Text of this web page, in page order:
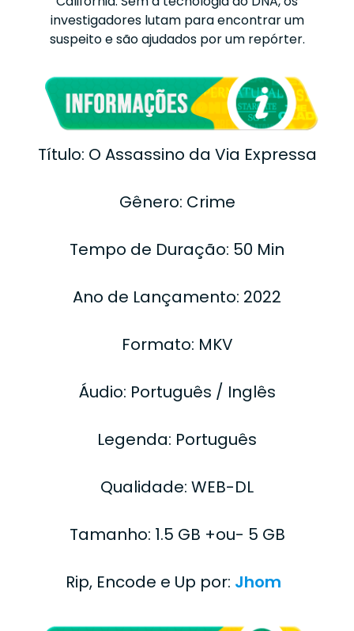
investigadores lutam para encontrar um
suspeito e são ajudados por um repórter.
Título: O Assassino da Via Expressa
Gênero: Crime
Tempo de Duração: 50 Min
Ano de Lançamento: 2022
Formato: MKV
Áudio: Português / Inglês
Legenda: Português
Qualidade: WEB-DL
Tamanho: 1.5 GB +ou- 5 GB
Rip, Encode e Up por: Jhom